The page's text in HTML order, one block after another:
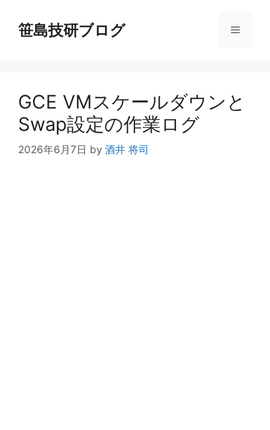
笹島技研ブログ メ
ュ
GCE VMスケールダウンと
Swap設定の作業ログ
2026年6月7日 by 酒井 将司